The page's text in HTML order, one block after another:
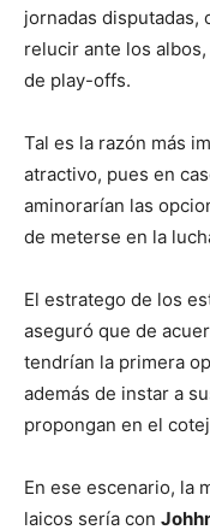
jornadas disputadas,
relucir ante los
de play-offs.
Tal es la razón más
atractivo, pues en
aminorarían las
de meterse en la
El estratego de los
aseguró que de
tendrían la primera
además de instar a
propongan en el
En ese escenario, la
laicos sería con